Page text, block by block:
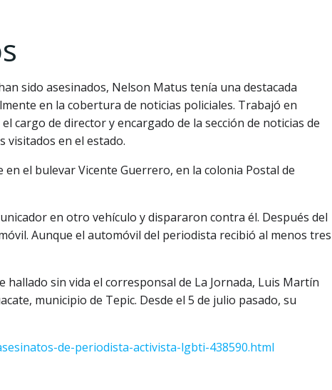
sido asesinados, Nelson Matus tenía una destacada
en la cobertura de noticias policiales. Trabajó en
cargo de director y encargado de la sección de noticias de
visitados en el estado.
el bulevar Vicente Guerrero, en la colonia Postal de
en otro vehículo y dispararon contra él. Después del
Aunque el automóvil del periodista recibió al menos tres
sin vida el corresponsal de La Jornada, Luis Martín
municipio de Tepic. Desde el 5 de julio pasado, su
de-periodista-activista-lgbti-438590.html